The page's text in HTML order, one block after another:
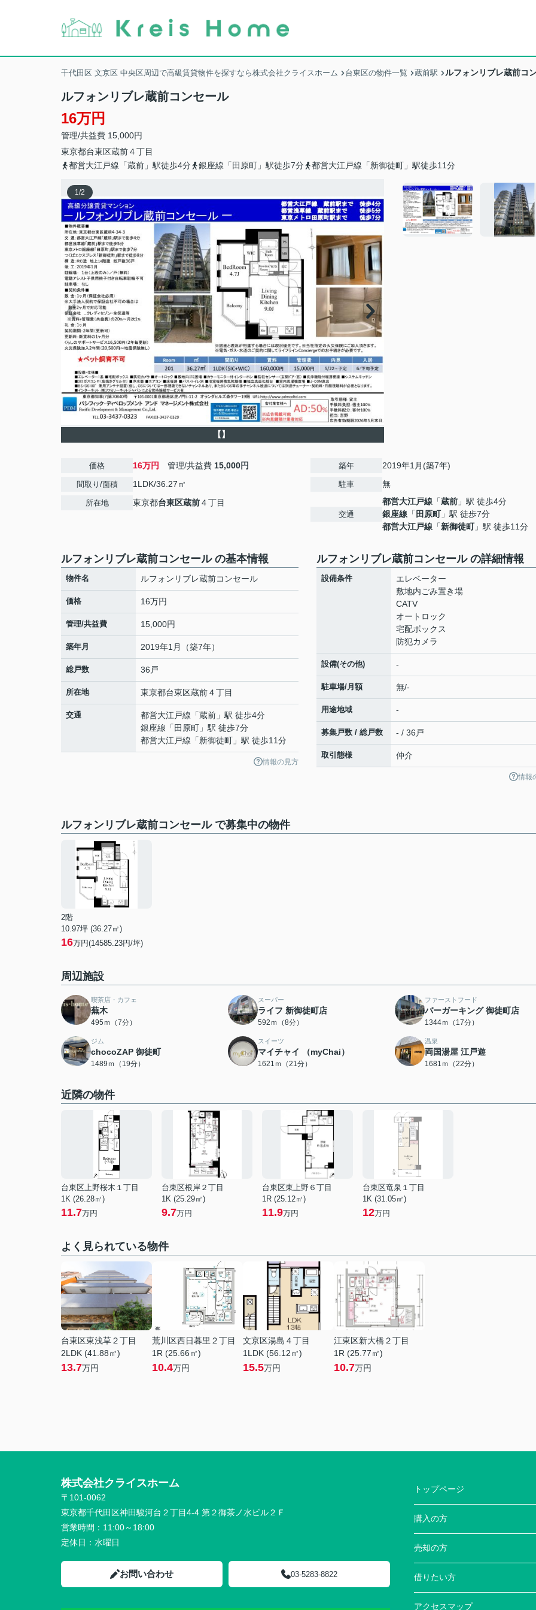
千代田区 文京区 中央区周辺で高級賃貸物件を探すなら株式会社クライスホーム 台東区の物件一覧 蔵前駅 ルフォンリブレ蔵前コ
ルフォンリブレ蔵前コンセール
16万円
管理/共益費 15,000円
東京都台東区蔵前４丁目
都営大江戸線「蔵前」駅徒歩4分
銀座線「田原町」駅徒歩7分 都営大江戸線「新御徒町」駅徒歩11分
1/2
【】
価格 16万円 管理/共益費 15,000円
間取り/面積 1LDK/36.27㎡
所在地 東京都台東区蔵前４丁目
築年 2019年1月(築7年)
駐車 無
交通
都営大江戸線 「蔵前 」駅 徒歩4分
銀座線 「 田原町」駅 徒歩7分
都営大江戸線 「新御徒町」駅 徒歩11分
ルフォンリブレ蔵前コンセール の基本情報
物件名 ルフォンリブレ蔵前コンセール
価格 16万円
管理/共益費 15,000円
築年月 2019年1月（築7年）
総戸数 36戸
所在地 東京都台東区蔵前４丁目
交通 都営大江戸線 「蔵前 」駅 徒歩4分
銀座線 「 田原町 」駅 徒歩7分
都営大江戸線 「新御徒町 」駅 徒歩11分
情報の見方
ルフォンリブレ蔵前コンセール の詳細情報
設備条件
エレベーター
敷地内ごみ置き場
CATV
オートロック
宅配ボックス
防犯カメラ
設備(その他) -
駐車場/月額 無/-
用途地域 -
募集戸数 / 総戸数 - / 36戸
取引態様 仲介
情報
ルフォンリブレ蔵前コンセール で募集中の物件
2階
10.97坪 (36.27㎡)
16万円(14585.23円/坪)
周辺施設
喫茶店・カフェ
蕪木
495ｍ（7分）
スーパー
ライフ 新御徒町店
592ｍ（8分）
ファーストフード
バーガーキング 御徒町店
1344ｍ（17分）
ジム
chocoZAP 御徒町
1489ｍ（19分）
スイーツ
マイチャイ （myChai）
1621ｍ（21分）
温泉
両国湯屋 江戸遊
1681ｍ（22分）
近隣の物件
台東区上野桜木１丁目
1K (26.28㎡)
11.7万円
台東区根岸２丁目
1K (25.29㎡)
9.7万円
台東区東上野６丁目
1R (25.12㎡)
11.9万円
台東区竜泉１丁目
1K (31.05㎡)
12万円
よく見られている物件
台東区東浅草２丁目
2LDK (41.88㎡)
13.7万円
荒川区西日暮里２丁目
1R (25.66㎡)
10.4万円
文京区湯島４丁目
1LDK (56.12㎡)
15.5万円
江東区新大橋２丁目
1R (25.77㎡)
10.7万円
株式会社クライスホーム
〒101-0062
東京都千代田区神田駿河台２丁目4-4 第２御茶ノ水ビル２Ｆ
営業時間： 11:00～18:00
定休日： 水曜日
お問い合わせ 03-5283-8822
トップページ
購入の方
売却の方
借りたい方
アクセスマップ